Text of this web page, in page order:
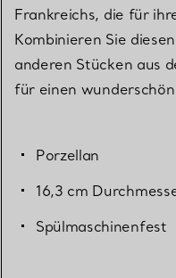
Frankreichs, die für
Kombinieren Sie
anderen Stücken aus
für einen
Porzellan
16,3 cm
Spülmaschinenfest